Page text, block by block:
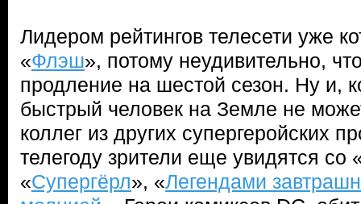
Лидером рейтингов телесети уже
«Флэш», потому неудивительно,
продление на шестой сезон. Ну и,
быстрый человек на Земле не
коллег из других супергеройских
телегоду зрители еще увидятся со
«Супергёрл», «Легендами